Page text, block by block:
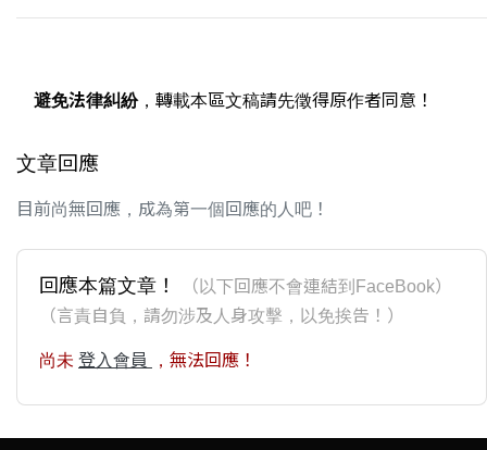
避免法律糾紛，轉載本區文稿請先徵得原作者同意！
文章回應
目前尚無回應，成為第一個回應的人吧！
回應本篇文章！
（以下回應不會連結到FaceBook）
（言責自負，請勿涉及人身攻擊，以免挨告！）
尚未 登入會員 ，無法回應！